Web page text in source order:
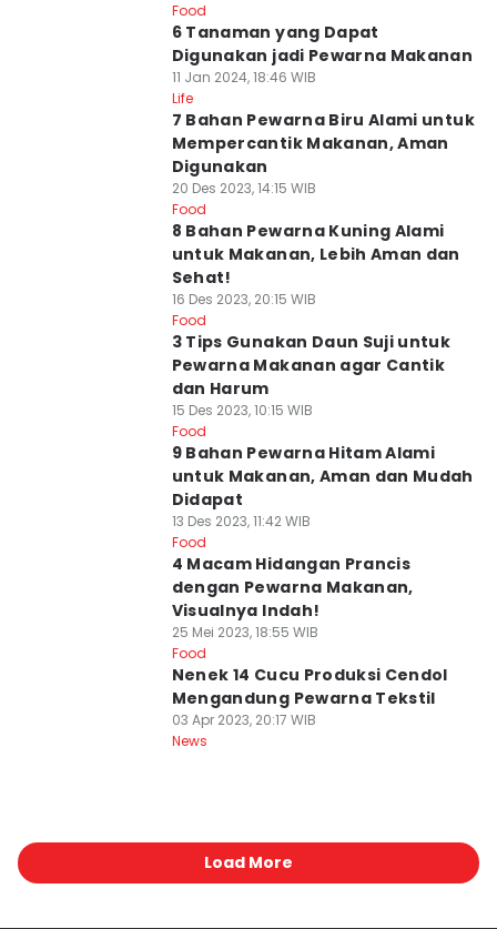
Food
6 Tanaman yang Dapat
Digunakan jadi Pewarna Makanan
11 Jan 2024, 18:46 WIB
Life
7 Bahan Pewarna Biru Alami untuk
Mempercantik Makanan, Aman
Digunakan
20 Des 2023, 14:15 WIB
Food
8 Bahan Pewarna Kuning Alami
untuk Makanan, Lebih Aman dan
Sehat!
16 Des 2023, 20:15 WIB
Food
3 Tips Gunakan Daun Suji untuk
Pewarna Makanan agar Cantik
dan Harum
15 Des 2023, 10:15 WIB
Food
9 Bahan Pewarna Hitam Alami
untuk Makanan, Aman dan Mudah
Didapat
13 Des 2023, 11:42 WIB
Food
4 Macam Hidangan Prancis
dengan Pewarna Makanan,
Visualnya Indah!
25 Mei 2023, 18:55 WIB
Food
Nenek 14 Cucu Produksi Cendol
Mengandung Pewarna Tekstil
03 Apr 2023, 20:17 WIB
News
Load More